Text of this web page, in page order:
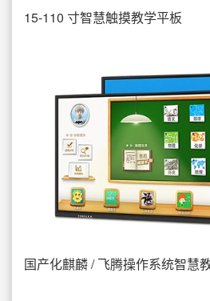
15-110 寸智慧触摸教学平板
国产化麒麟 / 飞腾操作系统智慧